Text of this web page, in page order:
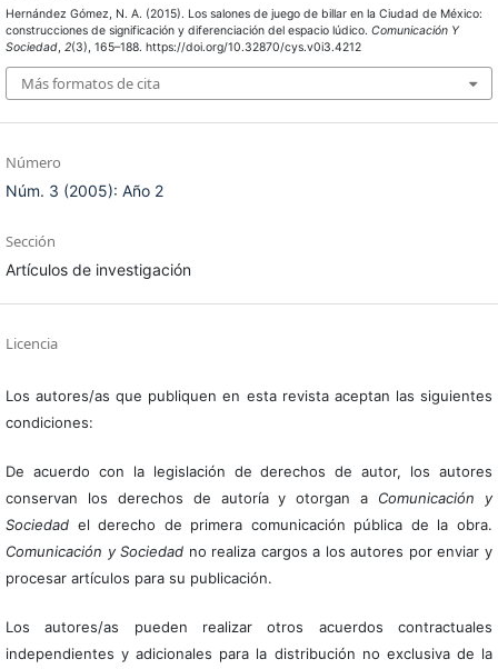
Hernández Gómez, N. A. (2015). Los salones de juego de billar en la Ciudad de México:
construcciones de significación y diferenciación del espacio lúdico. Comunicación Y
Sociedad, 2(3), 165–188. https://doi.org/10.32870/cys.v0i3.4212
Más formatos de cita
Número
Núm. 3 (2005): Año 2
Sección
Artículos de investigación
Licencia
Los autores/as que publiquen en esta revista aceptan las siguientes
condiciones:
De acuerdo con la legislación de derechos de autor, los autores
conservan los derechos de autoría y otorgan a Comunicación y
Sociedadel derecho de primera comunicación pública de la obra.
Comunicación y Sociedad no realiza cargos a los autores por enviar y
procesar artículos para su publicación.
Los autores/as pueden realizar otros acuerdos contractuales
independientes y adicionales para la distribución no exclusiva de la